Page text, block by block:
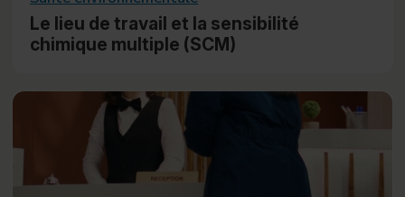
Le lieu de travail et la sensibilité
chimique multiple (SCM)